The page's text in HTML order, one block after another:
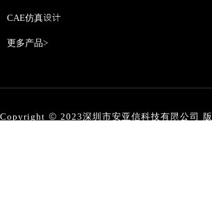
CAE仿真设计
更多产品>
Copyright © 2023深圳市安亚信科技有限公司